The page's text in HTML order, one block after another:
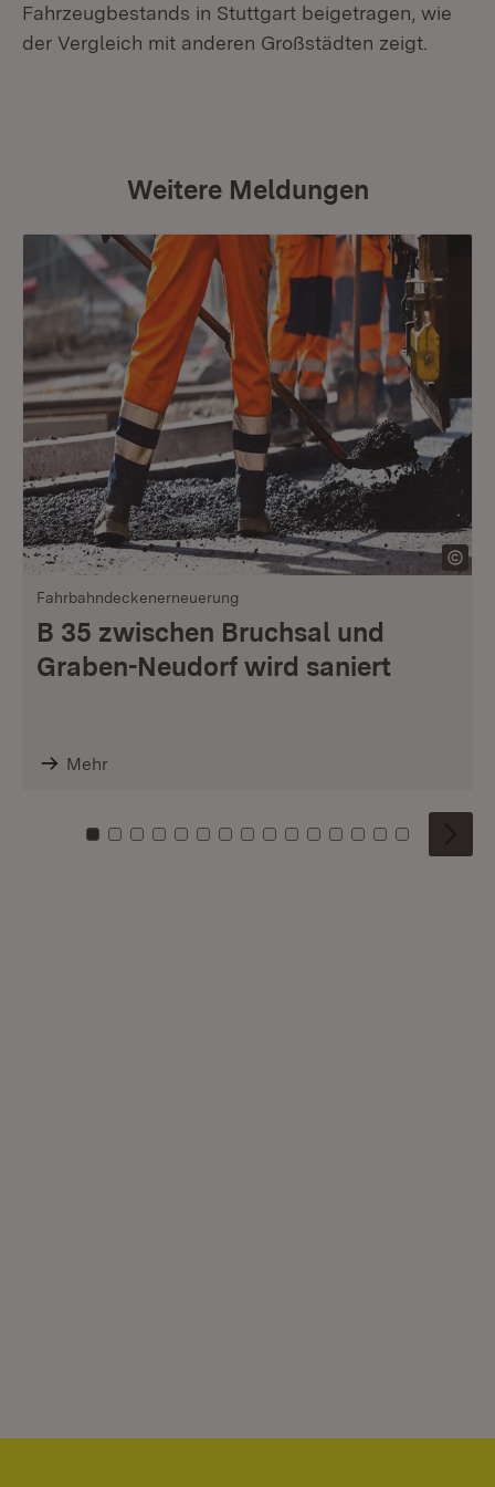
Fahrzeugbestands in Stuttgart beigetragen, wie
der Vergleich mit anderen Großstädten zeigt.
Weitere Meldungen
Fahrbahndeckenerneuerung
B 35 zwischen Bruchsal und
Graben-Neudorf wird saniert
Mehr
Zu Kachel: 0
Zu Kachel: 1
Zu Kachel: 2
Zu Kachel: 3
Zu Kachel: 4
Zu Kachel: 5
Zu Kachel: 6
Zu Kachel: 7
Zu Kachel: 8
Zu Kachel: 9
Zu Kachel: 10
Zu Kachel: 11
Zu Kachel: 12
Zu Kachel:
Zu